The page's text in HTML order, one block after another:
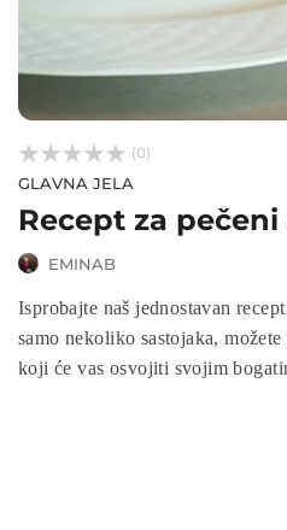


 (0)
GLAVNA JELA
Recept za
EMINAB
Isprobajte naš jednostavan
samo nekoliko sastojaka,
koji će vas osvojiti svojim